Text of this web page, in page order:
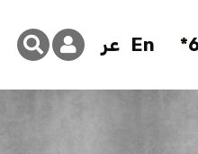
En عر